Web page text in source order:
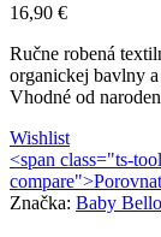
16,90 €
Ručne robená
organickej bavlny
Vhodné od
Wishlist
<span class="ts-
Značka: Baby Bello